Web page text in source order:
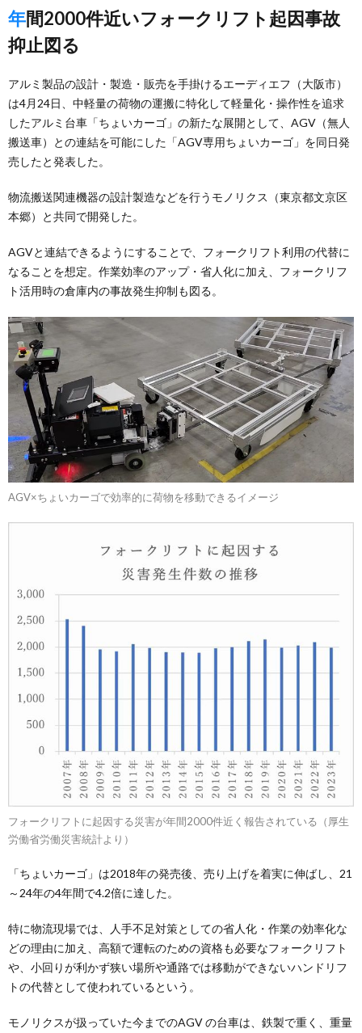
年間2000件近いフォークリフト起因事故
抑止図る
アルミ製品の設計・製造・販売を手掛けるエーディエフ（大阪市）
は4月24日、中軽量の荷物の運搬に特化して軽量化・操作性を追求
したアルミ台車「ちょいカーゴ」の新たな展開として、AGV（無人
搬送車）との連結を可能にした「AGV専用ちょいカーゴ」を同日発
売したと発表した。
物流搬送関連機器の設計製造などを行うモノリクス（東京都文京区
本郷）と共同で開発した。
AGVと連結できるようにすることで、フォークリフト利用の代替に
なることを想定。作業効率のアップ・省人化に加え、フォークリフ
ト活用時の倉庫内の事故発生抑制も図る。
AGV×ちょいカーゴで効率的に荷物を移動できるイメージ
フォークリフトに起因する災害が年間2000件近く報告されている（厚生
労働省労働災害統計より）
「ちょいカーゴ」は2018年の発売後、売り上げを着実に伸ばし、21
～24年の4年間で4.2倍に達した。
特に物流現場では、人手不足対策としての省人化・作業の効率化な
どの理由に加え、高額で運転のための資格も必要なフォークリフト
や、小回りが利かず狭い場所や通路では移動ができないハンドリフ
トの代替として使われているという。
モノリクスが扱っていた今までのAGV の台車は、鉄製で重く、重量